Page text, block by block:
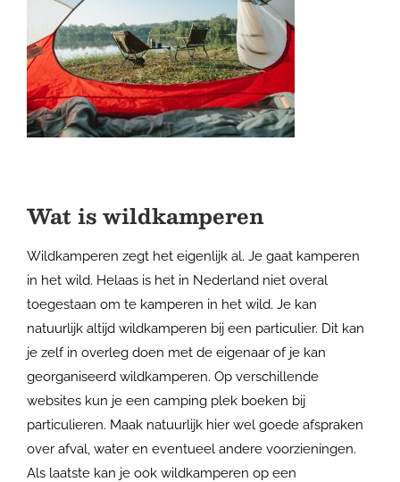
Wat is wildkamperen
Wildkamperen zegt het eigenlijk al. Je gaat kamperen
in het wild. Helaas is het in Nederland niet overal
toegestaan om te kamperen in het wild. Je kan
natuurlijk altijd wildkamperen bij een particulier. Dit kan
je zelf in overleg doen met de eigenaar of je kan
georganiseerd wildkamperen. Op verschillende
websites kun je een camping plek boeken bij
particulieren. Maak natuurlijk hier wel goede afspraken
over afval, water en eventueel andere voorzieningen.
Als laatste kan je ook wildkamperen op een